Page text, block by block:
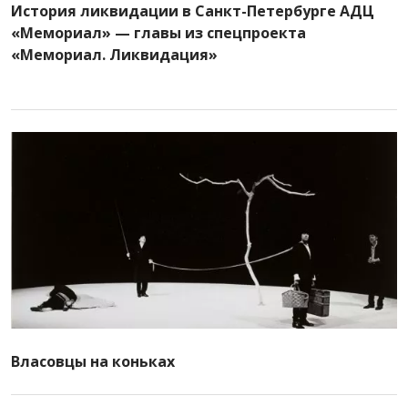
История ликвидации в Санкт-Петербурге АДЦ
«Мемориал» — главы из спецпроекта
«Мемориал. Ликвидация»
Власовцы на коньках